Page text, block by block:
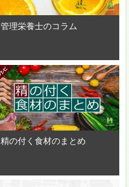
管理栄養士のコラム
精の付く食材のまとめ